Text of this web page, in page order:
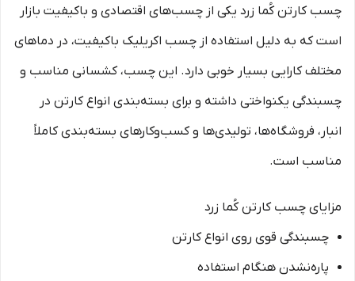
چسب کارتن کُما زرد یکی از چسب‌های اقتصادی و باکیفیت بازار
است که به دلیل استفاده از چسب اکریلیک باکیفیت، در دماهای
مختلف کارایی بسیار خوبی دارد. این چسب، کشسانی مناسب و
چسبندگی یکنواختی داشته و برای بسته‌بندی انواع کارتن در
انبار، فروشگاه‌ها، تولیدی‌ها و کسب‌وکارهای بسته‌بندی کاملاً
مناسب است.
مزایای چسب کارتن کُما زرد
چسبندگی قوی روی انواع کارتن
پاره‌نشدن هنگام استفاده